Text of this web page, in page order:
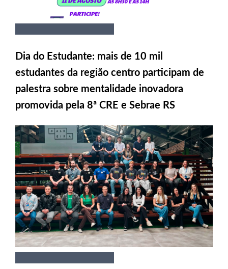
Dia do Estudante: mais de 10 mil
estudantes da região centro participam de
palestra sobre mentalidade inovadora
promovida pela 8ª CRE e Sebrae RS